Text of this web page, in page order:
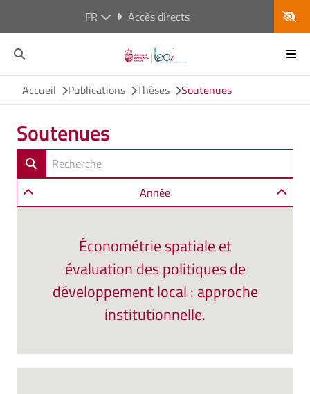
FR Accès directs
Accueil Publications Thèses Soutenues
Soutenues
Année
Économétrie spatiale et
évaluation des politiques de
développement local : approche
institutionnelle.